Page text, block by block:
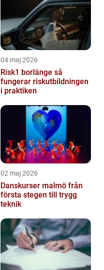
04 maj 2026
Risk1 borlänge så
fungerar riskutbildningen
i praktiken
02 maj 2026
Danskurser malmö från
första stegen till trygg
teknik